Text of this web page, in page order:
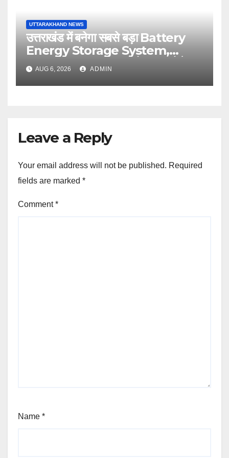
UTTARAKHAND NEWS
उत्तराखंड में बनेगा सबसे बड़ा Battery
Energy Storage System,
UJVNL लगाएगा 352 करोड़ का प्रोजेक्ट
AUG 6, 2026 ADMIN
Leave a Reply
Your email address will not be published. Required
fields are marked *
Comment*
Name *